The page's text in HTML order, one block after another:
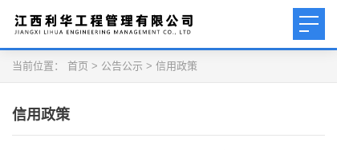
当前位置： 首页 > 公告公示 > 信用政策
信用政策